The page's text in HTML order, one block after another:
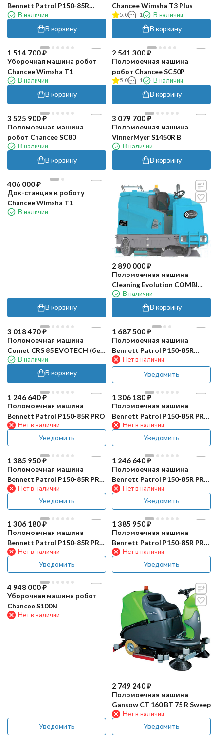
Bennett Patrol P150-85R
(300Ач Li)
В наличии
В корзину
Chancee Wimsha T3 Plus
5.0 1 В наличии
В корзину
1 514 700₽
Уборочная машина робот
Chancee Wimsha T1
В наличии
В корзину
2 541 300₽
Поломоечная машина
робот Chancee SC50P
5.0 1 В наличии
В корзину
3 525 900₽
Поломоечная машина
робот Chancee SC80
В наличии
В корзину
3 079 700₽
Поломоечная машина
VinnerMyer S1450R B
В наличии
В корзину
406 000₽
Док-станция к роботу
Chancee Wimsha T1
В наличии
В корзину
2 890 000₽
Поломоечная машина
Cleaning Evolution COMBI
145/330 (300Ач, Li)
В наличии
В корзину
3 018 470₽
Поломоечная машина
Comet CRS 85 EVOTECH (без
АКБ и ЗУ)
В наличии
В корзину
1 687 500₽
Поломоечная машина
Bennett Patrol P150-85R
(150Ач Li)
Нет в наличии
Уведомить
1 246 640₽
Поломоечная машина
Bennett Patrol P150-85R PRO
Нет в наличии
Уведомить
1 306 180₽
Поломоечная машина
Bennett Patrol P150-85R PRO
(200Ач, Li)
Нет в наличии
Уведомить
1 385 950₽
Поломоечная машина
Bennett Patrol P150-85R PRO
(300Ач, Li)
Нет в наличии
Уведомить
1 246 640₽
Поломоечная машина
Bennett Patrol P150-85R PRO
GT Нет в наличии
Уведомить
1 306 180₽
Поломоечная машина
Bennett Patrol P150-85R PRO
GT (200Ач, Li)
Нет в наличии
Уведомить
1 385 950₽
Поломоечная машина
Bennett Patrol P150-85R PRO
GT (300Ач, Li)
Нет в наличии
Уведомить
4 948 000₽
Уборочная машина робот
Chancee S100N
Нет в наличии
Уведомить
2 749 240₽
Поломоечная машина
Gansow CT 160 BT 75 R Sweep
Нет в наличии
Уведомить